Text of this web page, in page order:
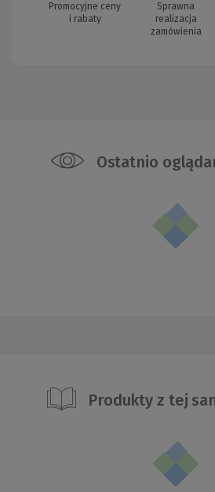
Promocyjne ceny
i rabaty
Sprawna
realizacja
zamówienia
Ostatnio
Produkty z tej